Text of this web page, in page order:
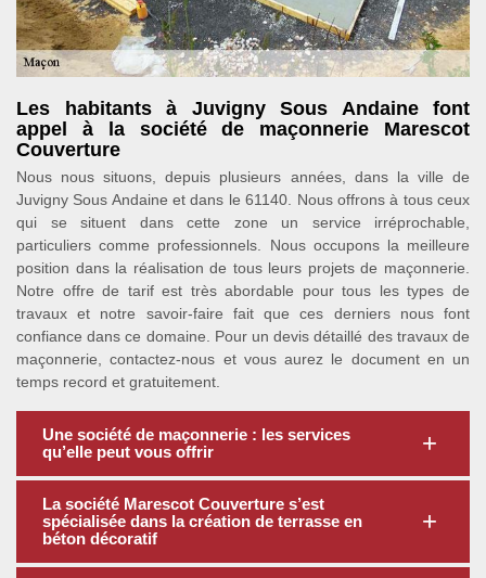
Les habitants à Juvigny Sous Andaine font
appel à la société de maçonnerie Marescot
Couverture
Nous nous situons, depuis plusieurs années, dans la ville de
Juvigny Sous Andaine et dans le 61140. Nous offrons à tous ceux
qui se situent dans cette zone un service irréprochable,
particuliers comme professionnels. Nous occupons la meilleure
position dans la réalisation de tous leurs projets de maçonnerie.
Notre offre de tarif est très abordable pour tous les types de
travaux et notre savoir-faire fait que ces derniers nous font
confiance dans ce domaine. Pour un devis détaillé des travaux de
maçonnerie, contactez-nous et vous aurez le document en un
temps record et gratuitement.
Une société de maçonnerie : les services
qu’elle peut vous offrir
La société Marescot Couverture s’est
spécialisée dans la création de terrasse en
béton décoratif